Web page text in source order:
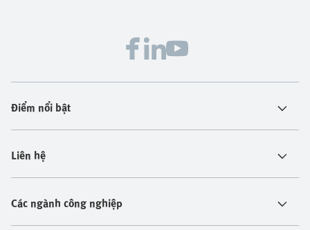
Điểm nổi bật
Liên hệ
Các ngành công nghiệp